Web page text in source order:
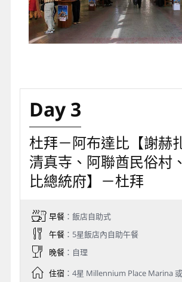
Day 3
杜拜－阿布達比【謝赫
清真寺、阿聯酋民俗村
比總統府】－杜拜
早餐：飯店自助式
午餐：5星飯店內自助午餐
晚餐：自理
住宿：4星 Millennium Place Marina